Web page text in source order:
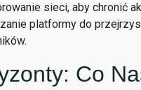
sieci, aby chronić
platformy do
Co